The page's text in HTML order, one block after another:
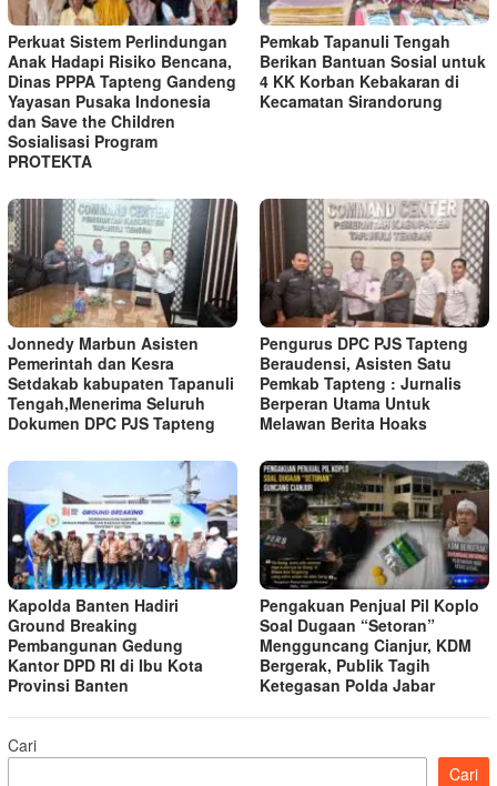
Perkuat Sistem Perlindungan
Anak Hadapi Risiko Bencana,
Dinas PPPA Tapteng Gandeng
Yayasan Pusaka Indonesia
dan Save the Children
Sosialisasi Program
PROTEKTA
Pemkab Tapanuli Tengah
Berikan Bantuan Sosial untuk
4 KK Korban Kebakaran di
Kecamatan Sirandorung
Jonnedy Marbun Asisten
Pemerintah dan Kesra
Setdakab kabupaten Tapanuli
Tengah,Menerima Seluruh
Dokumen DPC PJS Tapteng
Pengurus DPC PJS Tapteng
Beraudensi, Asisten Satu
Pemkab Tapteng : Jurnalis
Berperan Utama Untuk
Melawan Berita Hoaks
Kapolda Banten Hadiri
Ground Breaking
Pembangunan Gedung
Kantor DPD RI di Ibu Kota
Provinsi Banten
Pengakuan Penjual Pil Koplo
Soal Dugaan “Setoran”
Mengguncang Cianjur, KDM
Bergerak, Publik Tagih
Ketegasan Polda Jabar
Cari
Cari